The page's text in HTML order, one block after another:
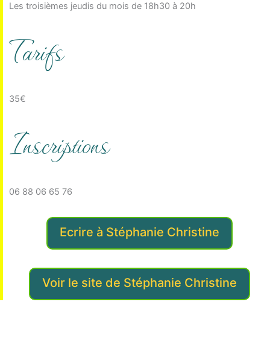
Les troisièmes jeudis du mois de 18h30 à 20h
Tarifs
35€
Inscriptions
06 88 06 65 76
Ecrire à Stéphanie Christine
Voir le site de Stéphanie Christine